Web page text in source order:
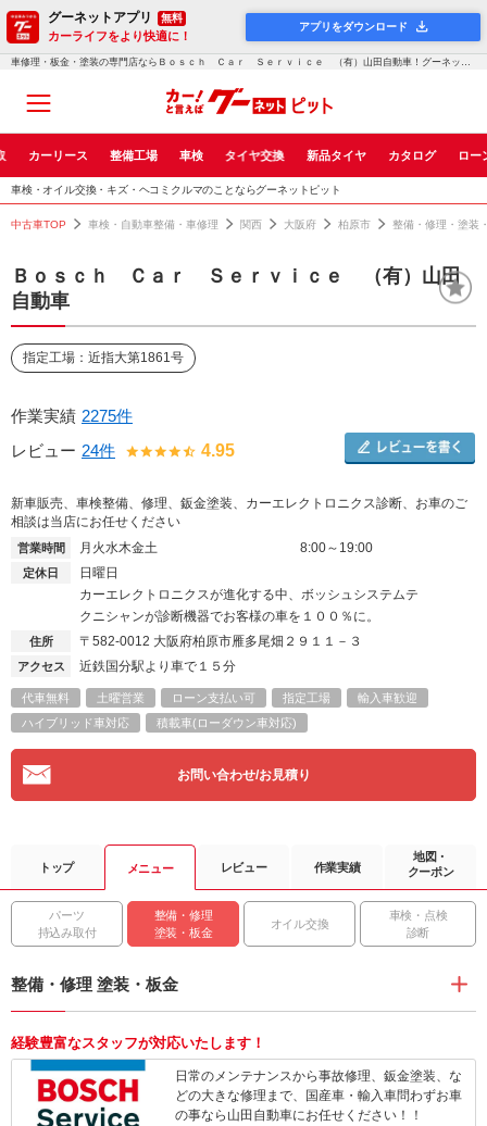
グーネットアプリ 無料
カーライフをより快適に！
アプリをダウンロード
車修理・板金・塗装の専門店ならＢｏｓｃｈ Ｃａｒ Ｓｅｒｖｉｃｅ （有）山田自動車！グーネットピット
カーリース 整備工場 車検 タイヤ交換 新品タイヤ カタログ ロー
車検・オイル交換・キズ・ヘコミクルマのことならグーネットピット
中古車TOP 車検・自動車整備・車修理 関西 大阪府 柏原市 整備・修理・塗装
Ｂｏｓｃｈ Ｃａｒ Ｓｅｒｖｉｃｅ （有）山田
自動車
指定工場：近指大第1861号
作業実績 2275件
レビュー 24件 4.95
新車販売、車検整備、修理、鈑金塗装、カーエレクトロニクス診断、お車のご
相談は当店にお任せください
営業時間 月火水木金土 8:00～19:00
定休日
日曜日
カーエレクトロニクスが進化する中、ボッシュシステムテ
クニシャンが診断機器でお客様の車を１００％に。
住所 〒582-0012 大阪府柏原市雁多尾畑２９１１－３
アクセス 近鉄国分駅より車で１５分
代車無料 土曜営業 ローン支払い可 指定工場
輸入車歓迎
ハイブリッド車対応
積載車(ローダウン車対応)
お問い合わせ/お見積り
トップ メニュー レビュー 作業実績
地図・
クーポン
パーツ
持込み取付
整備・修理
塗装・板金
オイル交換
車検・点検
診断
整備・修理 塗装・板金
経験豊富なスタッフが対応いたします！
日常のメンテナンスから事故修理、鈑金塗装、な
どの大きな修理まで、国産車・輸入車問わずお車
の事なら山田自動車にお任せください！！